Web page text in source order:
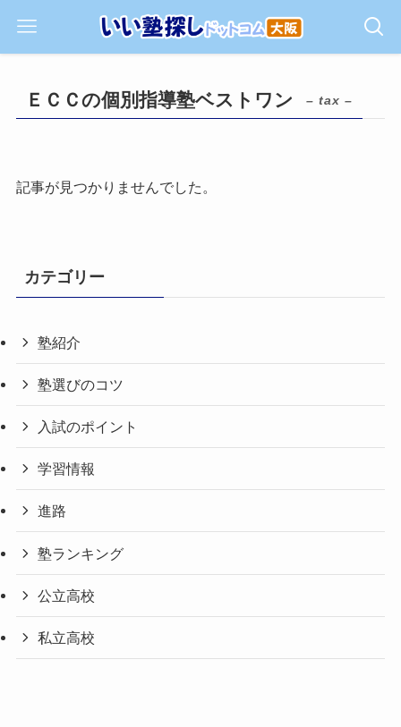
ＥＣＣの個別指導塾ベストワン – tax –
記事が見つかりませんでした。
カテゴリー
塾紹介
塾選びのコツ
入試のポイント
学習情報
進路
塾ランキング
公立高校
私立高校